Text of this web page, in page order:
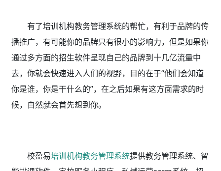
有了培训机构教务管理系统的帮忙，有利于品牌的传
播推广，有可能你的品牌只有很小的影响力，但是如果你
通过多方面的招生软件呈现自己的品牌到十几亿流量中
去，你就会快速进入人们的视野，目的在于“他们会知道
你是谁，你是干什么的”，在之后如果有这方面需求的时
候，自然就会首先想到你。
校盈易培训机构教务管理系统提供教务管理系统、智